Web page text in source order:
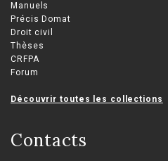
Manuels
Précis Domat
Droit civil
Thèses
CRFPA
Forum
Découvrir toutes les collections
Contacts